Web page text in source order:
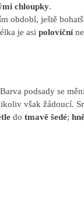
chloupky.
období, ještě
je asi poloviční
podsady se
však žádoucí.
do tmavě šedé;